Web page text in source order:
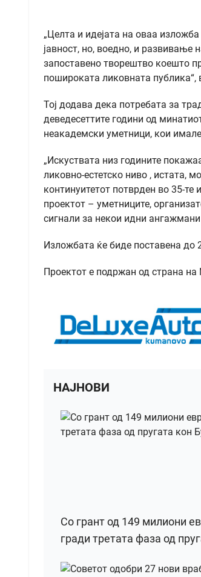
„Целта и идејата на оваа
јавност, но, воедно, и развивање
запоставено творештво коешто
пошироката ликовната публика“,
Тој додава дека потребата за
деведесеттите години од
неакадемски уметници, кои
„Искуствата низ годините
ликовно-естетско ниво , истата,
континуитетот потврден во 35-те
проектот – уметниците,
сигнали за некои идни
Изложбата ќе биде поставена до
Проектот е подржан од страна
НАЈНОВИ
Со грант од 149 милиони
гради третата фаза од